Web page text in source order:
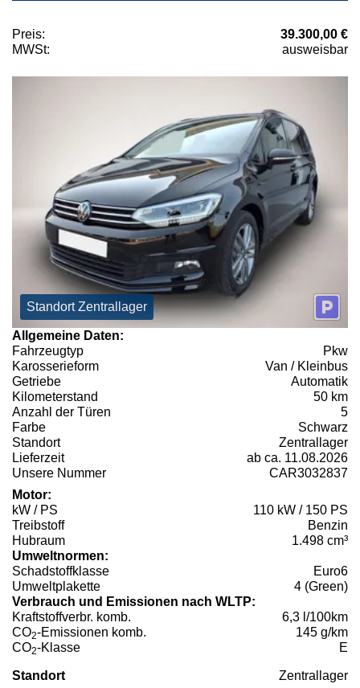
Preis:
39.300,00 €
MWSt:
ausweisbar
Standort Zentrallager
Allgemeine Daten:
Fahrzeugtyp
Pkw
Karosserieform
Van / Kleinbus
Getriebe
Automatik
Kilometerstand
50 km
Anzahl der Türen
5
Farbe
Schwarz
Standort
Zentrallager
Lieferzeit
ab ca. 11.08.2026
Unsere Nummer
CAR3032837
Motor:
kW / PS
110 kW / 150 PS
Treibstoff
Benzin
Hubraum
1.498 cm³
Umweltnormen:
Schadstoffklasse
Euro6
Umweltplakette
4 (Green)
Verbrauch und Emissionen nach WLTP:
Kraftstoffverbr. komb.
6,3 l/100km
CO2-Emissionen komb.
145 g/km
CO2-Klasse E
Standort Zentrallager